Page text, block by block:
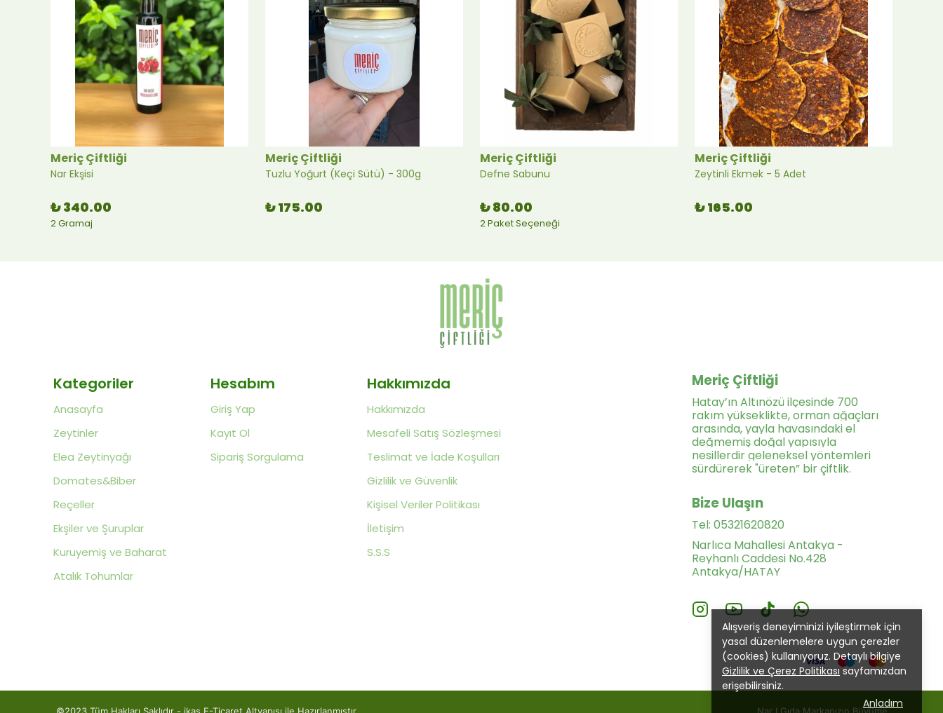
Alışveriş deneyiminizi iyileştirmek için
yasal düzenlemelere uygun çerezler
(cookies) kullanıyoruz. Detaylı bilgiye
Gizlilik ve Çerez Politikasısayfamızdan
erişebilirsiniz.
Anladım
Meriç Çiftliği
Nar Ekşisi
₺ 340.00
2 Gramaj
Meriç Çiftliği
Tuzlu Yoğurt (Keçi Sütü) - 300g
₺ 175.00
Meriç Çiftliği
Defne Sabunu
₺ 80.00
2 Paket Seçeneği
Meriç Çiftliği
Zeytinli Ekmek - 5 Adet
₺ 165.00
Kategoriler
Anasayfa
Zeytinler
Elea Zeytinyağı
Domates&Biber
Reçeller
Ekşiler ve Şuruplar
Kuruyemiş ve Baharat
Atalık Tohumlar
Hesabım
Giriş Yap
Kayıt Ol
Sipariş Sorgulama
Hakkımızda
Hakkımızda
Mesafeli Satış Sözleşmesi
Teslimat ve İade Koşulları
Gizlilik ve Güvenlik
Kişisel Veriler Politikası
İletişim
S.S.S
Meriç Çiftliği
Hatay’ın Altınözü ilçesinde 700
rakım yükseklikte, orman ağaçları
arasında, yayla havasındaki el
değmemiş doğal yapısıyla
nesillerdir geleneksel yöntemleri
sürdürerek "üreten” bir çiftlik.
Bize Ulaşın
Tel: 05321620820
Narlıca Mahallesi Antakya -
Reyhanlı Caddesi No.428
Antakya/HATAY